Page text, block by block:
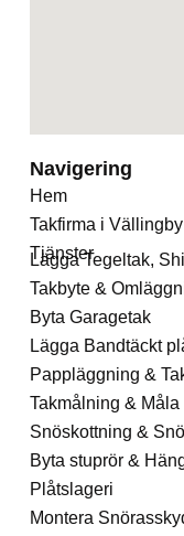
Navigering
Hem
Takfirma i Vällingby
Tjänster
Lägga Tegeltak,
Takbyte &
Byta Garagetak
Lägga Bandtäckt
Pappläggning &
Takmålning & Måla
Snöskottning &
Byta stuprör &
Plåtslageri
Montera